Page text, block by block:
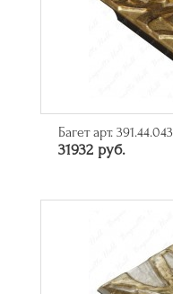
Багет арт. 391.44.043
31932 руб.